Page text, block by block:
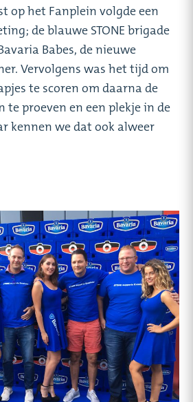
op het Fanplein volgde een
de blauwe STONE brigade
Babes, de nieuwe
Vervolgens was het tijd om
te scoren om daarna de
te proeven en een plekje in de
kennen we dat ook alweer